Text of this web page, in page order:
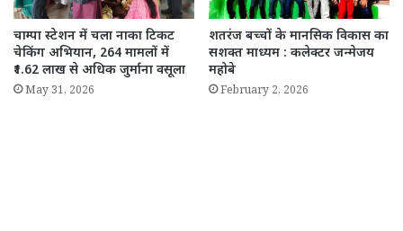
चाम्पा स्टेशन में चला नाका टिकट
चेकिंग अभियान, 264 मामलों में
₹1.62 लाख से अधिक जुर्माना वसूला
May 31, 2026
शतरंज बच्चों के मानसिक विकास का
सशक्त माध्यम : कलेक्टर जन्मेजय
महोबे
February 2, 2026